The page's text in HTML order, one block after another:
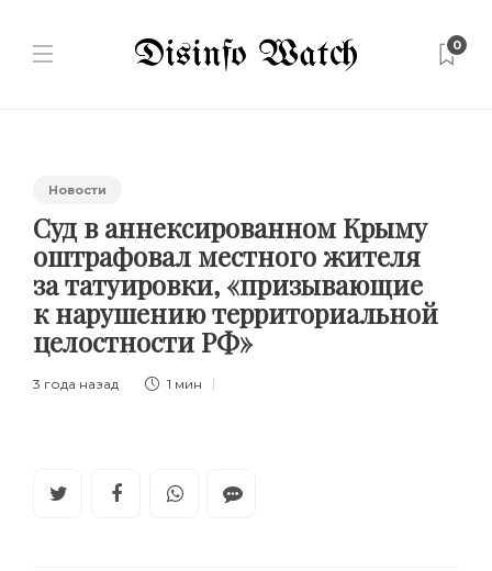
0
Новости
Суд в аннексированном Крыму
оштрафовал местного жителя
за татуировки, «призывающие
к нарушению территориальной
целостности РФ»
3 года назад 1 мин